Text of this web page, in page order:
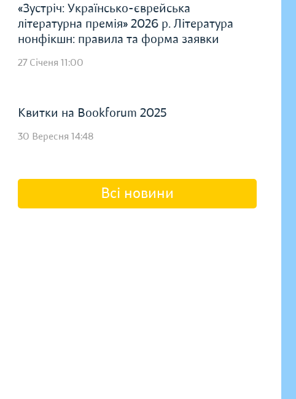
«Зустріч: Українсько-єврейська
літературна премія» 2026 р. Література
нонфікшн: правила та форма заявки
27 Січеня 11:00
Квитки на Bookforum 2025
30 Вересня 14:48
Всі новини